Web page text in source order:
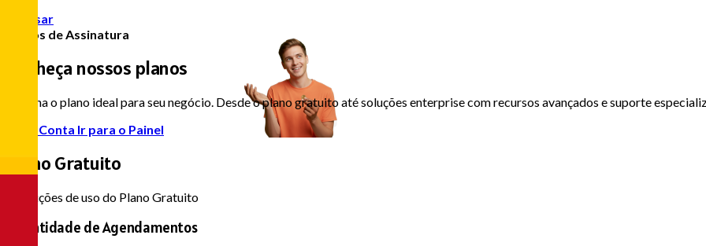
Acessar
Planos de Assinatura
Conheça nossos planos
Escolha o plano ideal para seu negócio. Desde o plano gratuito até soluções enterprise com recursos avançados e suporte
Criar Conta Ir para o Painel
Plano Gratuito
Condições de uso do Plano Gratuito
Quantidade de Agendamentos